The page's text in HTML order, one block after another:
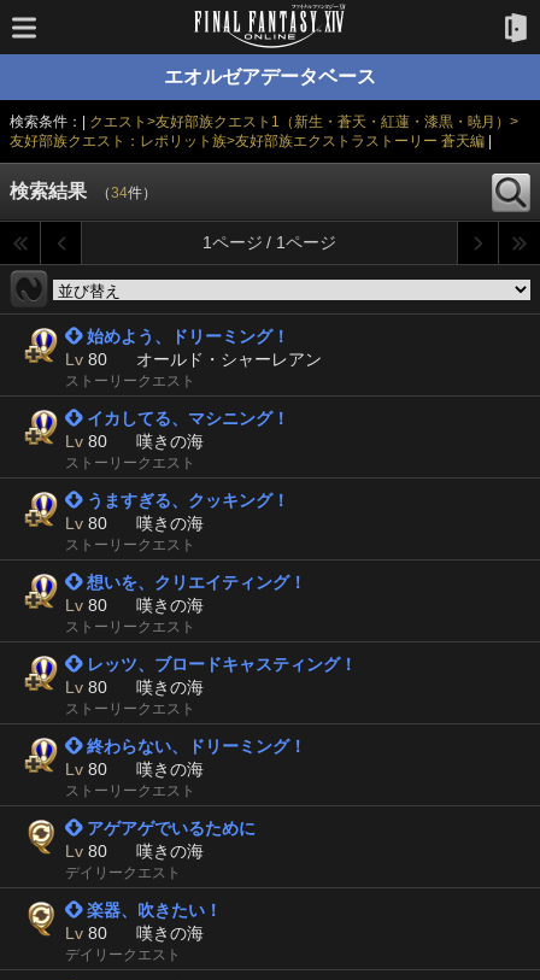
エオルゼアデータベース
検索条件：| クエスト>友好部族クエスト1（新生・蒼天・紅蓮・漆黒・暁月）>
友好部族クエスト：レポリット族>友好部族エクストラストーリー 蒼天編|
検索結果 （34件）
1ページ / 1ページ
 始めよう、ドリーミング！
Lv 80 オールド・シャーレアン
ストーリークエスト
 イカしてる、マシニング！
Lv 80 嘆きの海
ストーリークエスト
 うますぎる、クッキング！
Lv 80 嘆きの海
ストーリークエスト
 想いを、クリエイティング！
Lv 80 嘆きの海
ストーリークエスト
 レッツ、ブロードキャスティング！
Lv 80 嘆きの海
ストーリークエスト
 終わらない、ドリーミング！
Lv 80 嘆きの海
ストーリークエスト
 アゲアゲでいるために
Lv 80 嘆きの海
デイリークエスト
 楽器、吹きたい！
Lv 80 嘆きの海
デイリークエスト